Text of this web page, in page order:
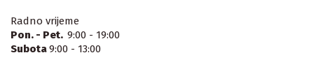
Radno vrijeme
Pon. - Pet. 9:00 - 19:00
Subota9:00 - 13:00